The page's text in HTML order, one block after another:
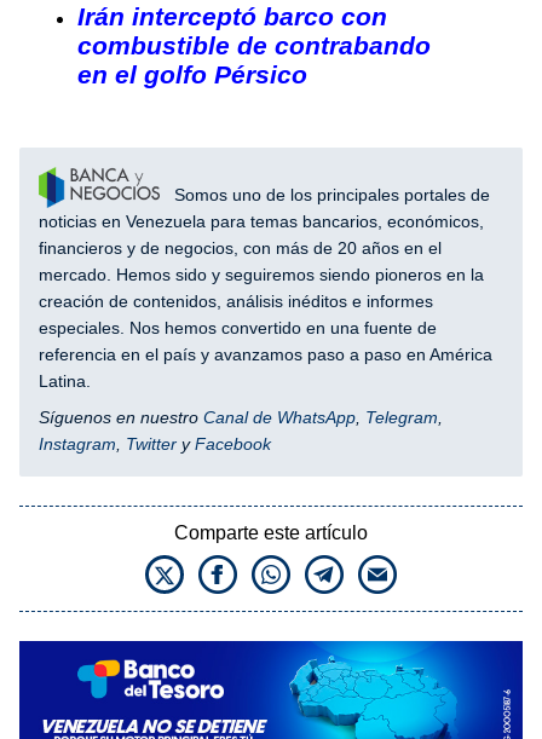
Irán interceptó barco con
combustible de contrabando
en el golfo Pérsico
Somos uno de los principales portales de
noticias en Venezuela para temas bancarios, económicos,
financieros y de negocios, con más de 20 años en el
mercado. Hemos sido y seguiremos siendo pioneros en la
creación de contenidos, análisis inéditos e informes
especiales. Nos hemos convertido en una fuente de
referencia en el país y avanzamos paso a paso en América
Latina.
Síguenos en nuestro Canal de WhatsApp Telegram
Instagram
Twitter yFacebook
Comparte este artículo